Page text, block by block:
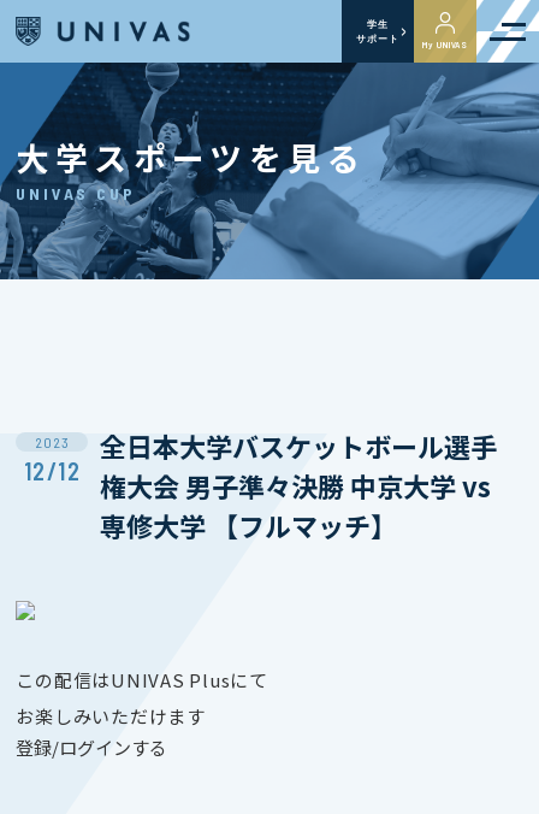
学生
サポート
My UNIVAS
大学スポーツを見る
UNIVAS CUP
2023
12/12
全日本大学バスケットボール選手
権大会 男子準々決勝 中京大学 vs
専修大学 【フルマッチ】
この配信はUNIVAS Plusにて
お楽しみいただけます
登録/ログインする